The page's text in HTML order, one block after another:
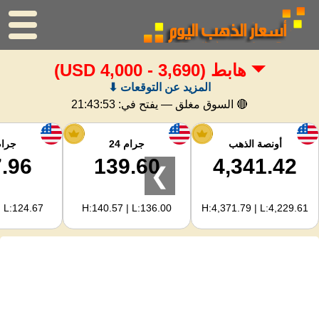
الرئيسية
سعر الذهب
اسعار الفضه
حاسبة الذهب
لمشرفي المواقع
هابط (3,690 - 4,000 USD)
المزيد عن التوقعات ⬇
🔴 السوق مغلق — يفتح في: 21:43:52
أونصة الذهب
4,341.42
H:4,371.79 | L:4,229.61
جرام 24
139.60
H:140.57 | L:136.00
L:124.67
❯